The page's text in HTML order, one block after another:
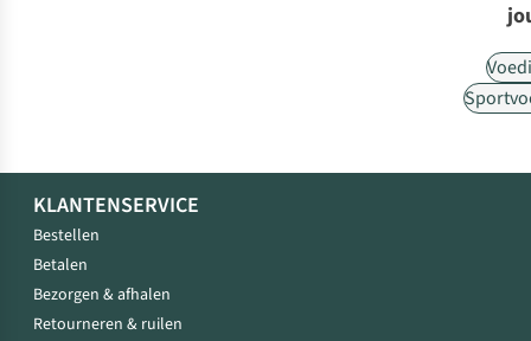
KLANTENSERVICE
Bestellen
Betalen
Bezorgen & afhalen
Retourneren & ruilen